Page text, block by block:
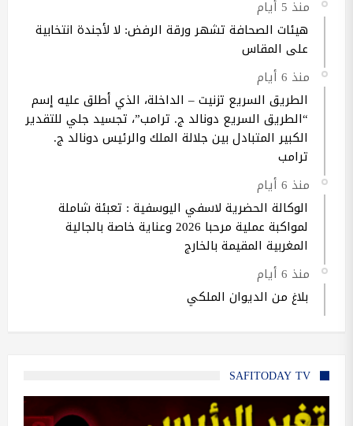
منذ 5 أيام
هيئات الصحافة تشهر ورقة الرفض: لا لأجندة انتخابية
على المقاس
منذ 6 أيام
الطريق السريع تزنيت – الداخلة، الذي أطلق عليه إسم
“الطريق السريع دونالد ج. ترامب”، تجسيد جلي للتقدير
الكبير المتبادل بين جلالة الملك والرئيس دونالد ج.
ترامب
منذ 6 أيام
الوكالة الحضرية لاسفي اليوسفية : تعبئة شاملة
لمواكبة عملية مرحبا 2026 وعناية خاصة بالجالية
المغربية المقيمة بالخارج
منذ 6 أيام
بلاغ من الديوان الملكي
SAFITODAY TV